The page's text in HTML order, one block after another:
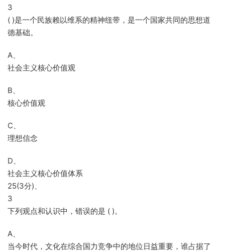
3
( )是一个民族赖以维系的精神纽带，是一个国家共同的思想道
德基础。
A、
社会主义核心价值观
B、
核心价值观
C、
理想信念
D、
社会主义核心价值体系
25(3分)、
3
下列观点和认识中，错误的是 ( )。
A、
当今时代，文化在综合国力竞争中的地位日益重要，谁占据了